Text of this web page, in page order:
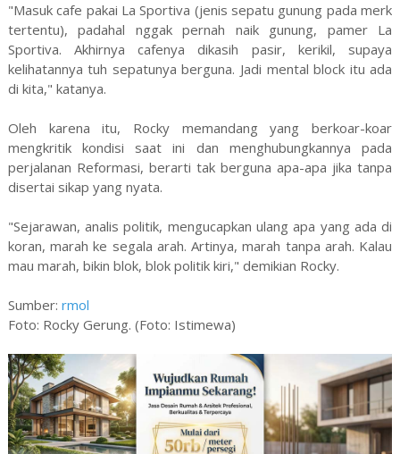
"Masuk cafe pakai La Sportiva (jenis sepatu gunung pada merk
tertentu), padahal nggak pernah naik gunung, pamer La
Sportiva. Akhirnya cafenya dikasih pasir, kerikil, supaya
kelihatannya tuh sepatunya berguna. Jadi mental block itu ada
di kita," katanya.
Oleh karena itu, Rocky memandang yang berkoar-koar
mengkritik kondisi saat ini dan menghubungkannya pada
perjalanan Reformasi, berarti tak berguna apa-apa jika tanpa
disertai sikap yang nyata.
"Sejarawan, analis politik, mengucapkan ulang apa yang ada di
koran, marah ke segala arah. Artinya, marah tanpa arah. Kalau
mau marah, bikin blok, blok politik kiri," demikian Rocky.
Sumber: rmol
Foto: Rocky Gerung. (Foto: Istimewa)